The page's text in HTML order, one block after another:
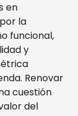
en
la
funcional,
y
Renovar
cuestión
del